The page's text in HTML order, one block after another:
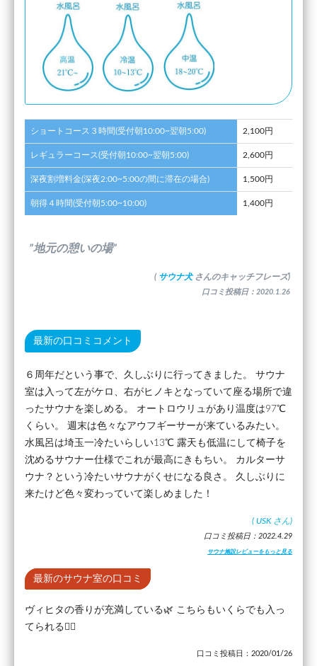
ショートコース３時間(受付朝10:00~翌朝5:00) 2,100円
レギュラーコース(受付朝10:00~翌朝5:00) 2,600円
深夜割増料金(深夜2:00~5:00の間に滞在の場合) 1,500円
朝得４時間(受付朝5:00~10:00) 1,400円
”地元の憩いの場”
( サウナ犬 さんのキャッチフレーズ)
口コミ投稿日：2020.1.26
最新の口コミコメント
６周年だという事で、久しぶりに行ってきました。 サウナ
室は入って左がケロ、右がヒノキとなっていて座る場所で違
ったサウナを楽しめる。 オートロウリュがあり温度は97℃
くらい。 週末は色々なアウフギーサーが来ているみたい。
水風呂は埼玉一冷たいらしい13℃ 露天も低温にして椅子を
沈めるサウナー仕様でこれが最高にきもちい。 カルターサ
ウナ？という冷たいサウナがくせになる良さ。 久しぶりに
来たけど色々変わっていて楽しめました！
( USK さん)
口コミ投稿日：2022.4.29
サウナ施設レビューをもっと見る
最新のサウナ室の口コミ
ヴィヒタの香りが充満している🌿 こちらもいくらでも入っ
てられる🧖‍♂️
口コミ投稿日：2020/01/26